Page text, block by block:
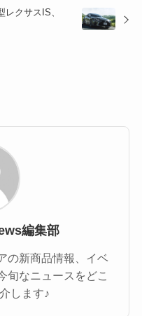
クサスIS、
編集部
の新商品情報、イベ
旬なニュースをどこ
します♪